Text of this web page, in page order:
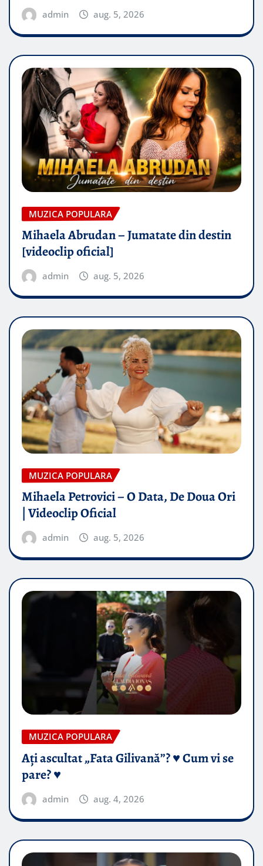
admin aug. 5, 2026
MUZICA POPULARA
Mihaela Abrudan – Jumatate din destin
[videoclip oficial]
admin aug. 5, 2026
MUZICA POPULARA
Mihaela Petrovici – O Data, De Doua Ori
| Videoclip Oficial
admin aug. 5, 2026
MUZICA POPULARA
Ați ascultat „Fata Gilivană”? ♥️ Cum vi se
pare? ♥️
admin aug. 4, 2026